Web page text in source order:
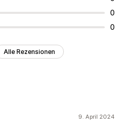
0
0
Alle Rezensionen
9. April 2024